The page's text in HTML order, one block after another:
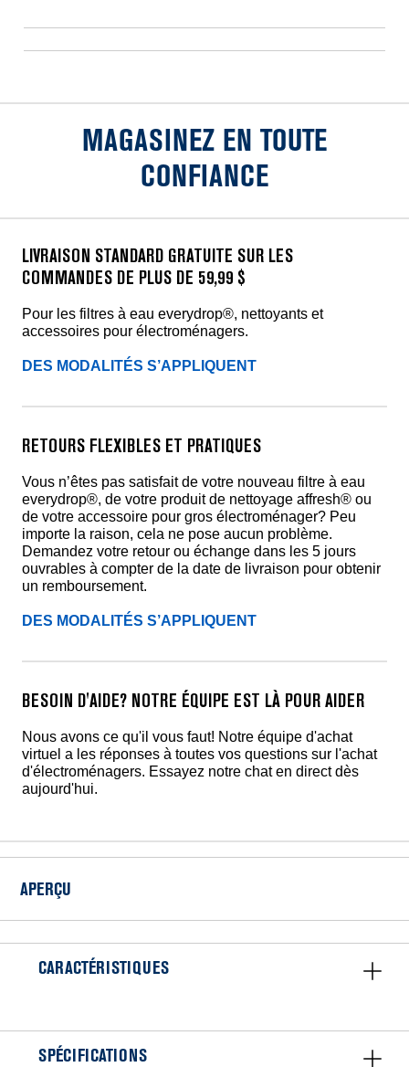
MAGASINEZ EN TOUTE
CONFIANCE
LIVRAISON STANDARD GRATUITE SUR LES
COMMANDES DE PLUS DE 59,99 $
Pour les filtres à eau everydrop®, nettoyants et
accessoires pour électroménagers.
DES MODALITÉS S’APPLIQUENT
RETOURS FLEXIBLES ET PRATIQUES
Vous n’êtes pas satisfait de votre nouveau filtre à eau
everydrop®, de votre produit de nettoyage affresh® ou
de votre accessoire pour gros électroménager? Peu
importe la raison, cela ne pose aucun problème.
Demandez votre retour ou échange dans les 5 jours
ouvrables à compter de la date de livraison pour obtenir
un remboursement.
DES MODALITÉS S’APPLIQUENT
BESOIN D'AIDE? NOTRE ÉQUIPE EST LÀ POUR AIDER
Nous avons ce qu'il vous faut! Notre équipe d'achat
virtuel a les réponses à toutes vos questions sur l'achat
d'électroménagers. Essayez notre chat en direct dès
aujourd'hui.
APERÇU
CARACTÉRISTIQUES
SPÉCIFICATIONS